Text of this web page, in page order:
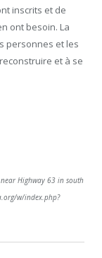
inscrits et de
ont besoin. La
personnes et les
et à se
Highway 63 in south
w/index.php?